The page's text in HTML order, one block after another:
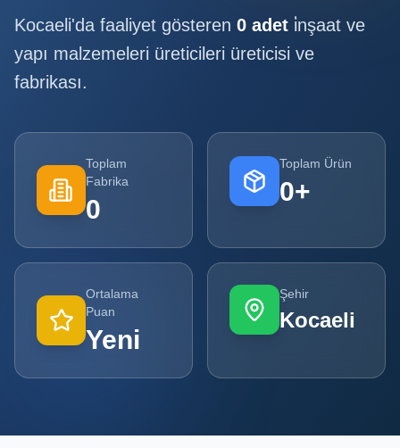
Ana
Tüm
Kampanyalar
POPÜLER
Şişe ve Kavanoz Üreticileri
Ambalaj Üreticileri
Kocaeli'da faaliyet gösteren 0 adet i̇nşaat ve
yapı malzemeleri üreticileri üreticisi ve
fabrikası.
Toplam
Fabrika
0
Toplam Ürün
0+
Ortalama
Puan
Yeni
Şehir
Kocaeli